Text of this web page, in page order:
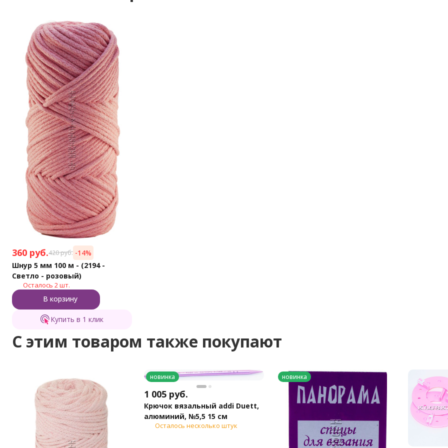
360 руб.420руб. -14%
Шнур 5 мм 100 м - (2194 -
Светло - розовый)
Осталось 2 шт.
В корзину
Купить в 1 клик
C этим товаром также покупают
новинка
1 005 руб.
Крючок вязальный addi Duett,
алюминий, №5,5 15 см
Осталось несколько штук
новинка